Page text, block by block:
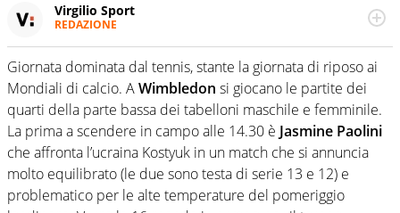
Virgilio Sport
REDAZIONE
appassionato su tutto il mondo dello sport. Calcio,
calciomercato, F1, Motomondiale ma anche tennis,
volley, basket: su Virgilio Sport i tifosi e gli appassionati
sanno che troveranno sempre copertura completa e
zero faziosità. La squadra di Virgilio Sport è formata da
giornalisti ed esperti di sport abili sia nel gioco di
rimessa quando intercettano le notizie e le rilanciano
verso la rete, sia nella costruzione dal basso quando
creano contenuti 100% originali ed esclusivi.
Giornata dominata dal tennis, stante la giornata di riposo ai
Mondiali di calcio. AWimbledon si giocano le partite dei
quarti della parte bassa dei tabelloni maschile e femminile.
La prima a scendere in campo alle 14.30 è Jasmine Paolini
che affronta l’ucraina Kostyuk in un match che si annuncia
molto equilibrato (le due sono testa di serie 13 e 12) e
problematico per le alte temperature del pomeriggio